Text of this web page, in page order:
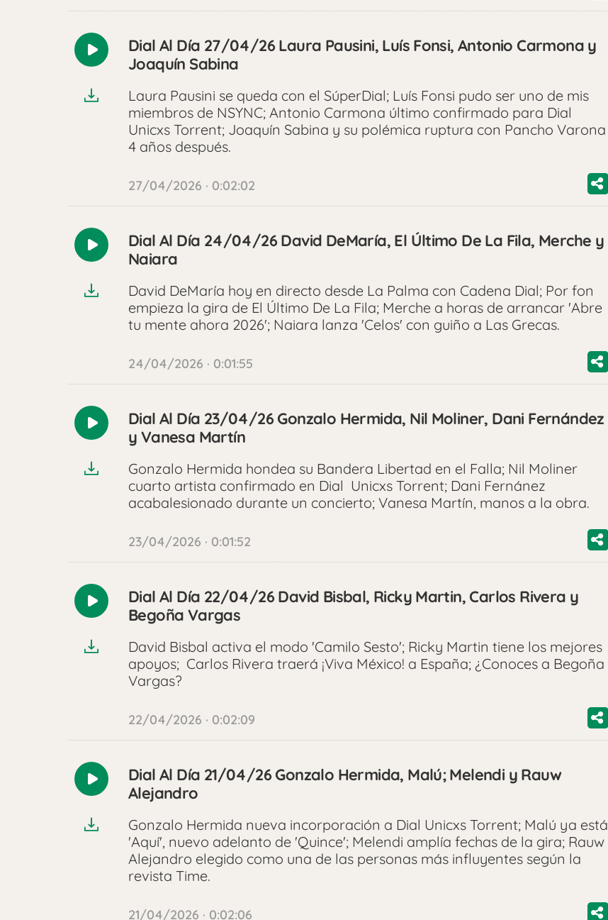
Reproducir
Dial Al Día 27/04/26 Laura Pausini, Luís Fonsi, Antonio Carmona y
Joaquín Sabina
Laura Pausini se queda con el SúperDial; Luís Fonsi pudo ser uno de mis
miembros de NSYNC; Antonio Carmona último confirmado para Dial
Unicxs Torrent; Joaquín Sabina y su polémica ruptura con Pancho Varona
4 años después.
27/04/2026 · 0:02:02
Reproducir
Dial Al Día 24/04/26 David DeMaría, El Último De La Fila, Merche y
Naiara
David DeMaría hoy en directo desde La Palma con Cadena Dial; Por fon
empieza la gira de El Último De La Fila; Merche a horas de arrancar 'Abre
tu mente ahora 2026'; Naiara lanza 'Celos' con guiño a Las Grecas.
24/04/2026 · 0:01:55
Reproducir
Dial Al Día 23/04/26 Gonzalo Hermida, Nil Moliner, Dani Fernández
y Vanesa Martín
Gonzalo Hermida hondea su Bandera Libertad en el Falla; Nil Moliner
cuarto artista confirmado en Dial Unicxs Torrent; Dani Fernánez
acabalesionado durante un concierto; Vanesa Martín, manos a la obra.
23/04/2026 · 0:01:52
Reproducir
Dial Al Día 22/04/26 David Bisbal, Ricky Martin, Carlos Rivera y
Begoña Vargas
David Bisbal activa el modo 'Camilo Sesto'; Ricky Martin tiene los mejores
apoyos; Carlos Rivera traerá ¡Viva México! a España; ¿Conoces a Begoña
Vargas?
22/04/2026 · 0:02:09
Reproducir
Dial Al Día 21/04/26 Gonzalo Hermida, Malú; Melendi y Rauw
Alejandro
Gonzalo Hermida nueva incorporación a Dial Unicxs Torrent; Malú ya está
'Aquí', nuevo adelanto de 'Quince'; Melendi amplía fechas de la gira; Rauw
Alejandro elegido como una de las personas más influyentes según la
revista Time.
21/04/2026 · 0:02:06